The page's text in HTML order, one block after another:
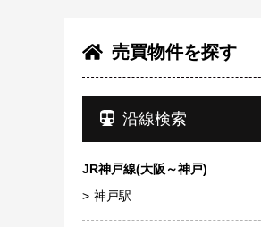
売買物件を探す
沿線検索
JR神戸線(大阪～神戸)
神戸駅